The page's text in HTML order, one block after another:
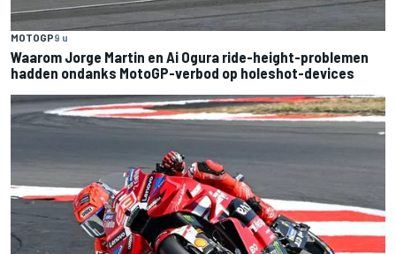
MOTOGP9 u
Waarom Jorge Martin en Ai Ogura ride-height-problemen
hadden ondanks MotoGP-verbod op holeshot-devices